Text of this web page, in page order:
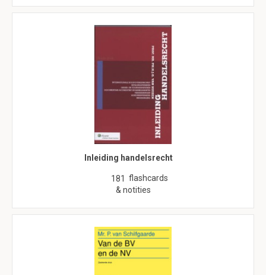
Inleiding handelsrecht
181 flashcards
& notities